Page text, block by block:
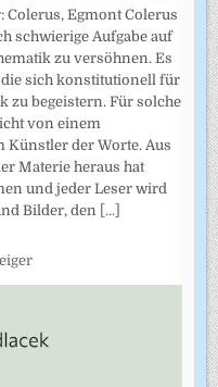
Egmont Colerus
schwierige Aufgabe auf
zu versöhnen. Es
die sich konstitutionell für
zu begeistern. Für solche
von einem
Künstler der Worte. Aus
Materie heraus hat
und jeder Leser wird
Bilder, den [...]